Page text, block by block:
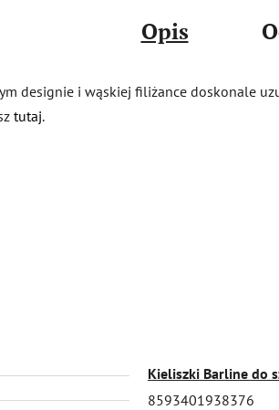
Opis
designie i wąskiej filiżance doskonale
tutaj.
Kieliszki Barline do
8593401938376